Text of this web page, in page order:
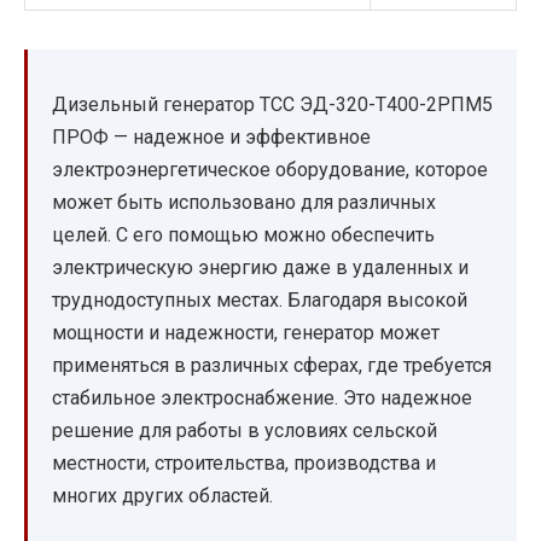
Дизельный генератор ТСС ЭД-320-Т400-2РПМ5
ПРОФ — надежное и эффективное
электроэнергетическое оборудование, которое
может быть использовано для различных
целей. С его помощью можно обеспечить
электрическую энергию даже в удаленных и
труднодоступных местах. Благодаря высокой
мощности и надежности, генератор может
применяться в различных сферах, где требуется
стабильное электроснабжение. Это надежное
решение для работы в условиях сельской
местности, строительства, производства и
многих других областей.